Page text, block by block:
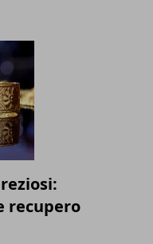
recupero